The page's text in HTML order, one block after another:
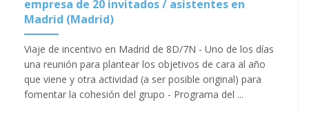
empresa de 20 invitados / asistentes en
Madrid (Madrid)
Viaje de incentivo en Madrid de 8D/7N - Uno de los días
una reunión para plantear los objetivos de cara al año
que viene y otra actividad (a ser posible original) para
fomentar la cohesión del grupo - Programa del ...